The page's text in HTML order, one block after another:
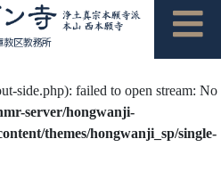
side.php): failed to open stream: No
server/hongwanji-
themes/hongwanji_sp/single-